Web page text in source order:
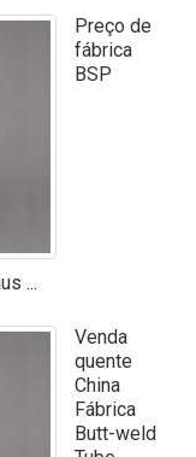
Preço de
fábrica
BSP
...
Venda
quente
China
Fábrica
Butt-weld